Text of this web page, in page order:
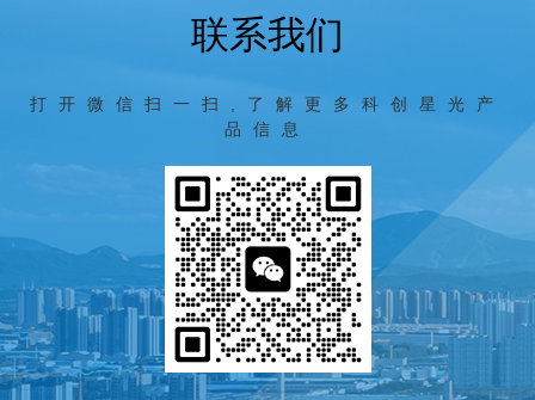
口、冶金、机械、汽车制造等领域。
联系我们
打开微信扫一扫,了解更多科创星光产
品信息